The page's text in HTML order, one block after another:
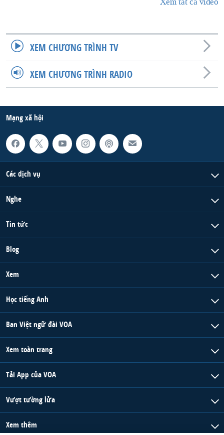
XEM CHƯƠNG TRÌNH TV
XEM CHƯƠNG TRÌNH RADIO
Mạng xã hội
Các dịch vụ
Nghe
Tin tức
Blog
Xem
Học tiếng Anh
Ban Việt ngữ đài VOA
Xem toàn trang
Tải App của VOA
Vượt tường lửa
Xem thêm